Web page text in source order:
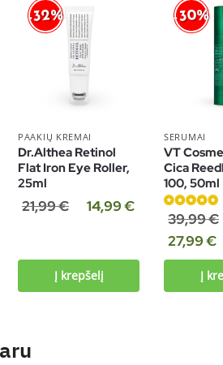
-32%
PAAKIŲ KREMAI
Dr.Althea Retinol
Flat Iron Eye Roller,
25ml
21,99€ 14,99€
Į krepšelį
-30%
SERUMAI
VT
Cica
100, 50ml
Įvertinimas:
39,99€
27,99€
Į